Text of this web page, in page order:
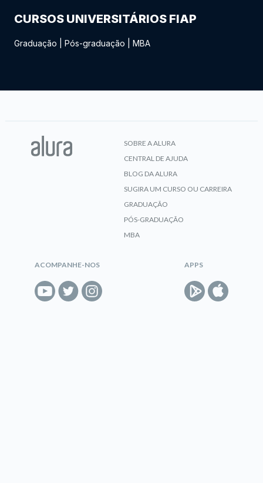
CURSOS UNIVERSITÁRIOS FIAP
Graduação Pós-graduação MBA
SOBRE A ALURA
CENTRAL DE AJUDA
BLOG DA ALURA
SUGIRA UM CURSO OU CARREIRA
GRADUAÇÃO
PÓS-GRADUAÇÃO
MBA
ACOMPANHE-NOS APPS